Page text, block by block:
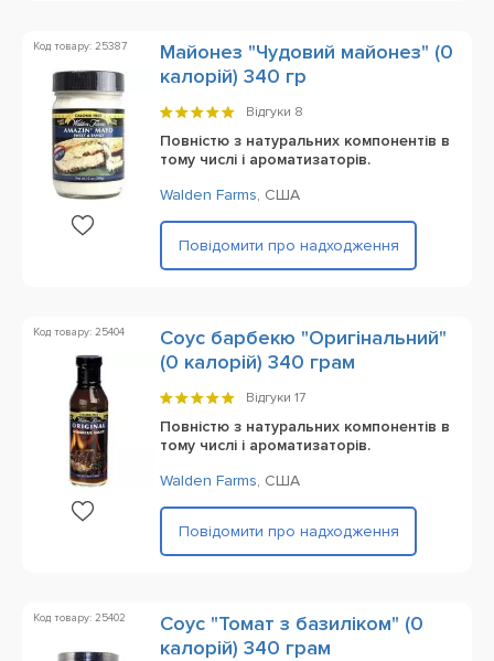
Код товару: 25387
Майонез "Чудовий майонез" (0
калорій) 340 гр
Відгуки 8
Повністю з натуральних компонентів в
тому числі і ароматизаторів.
Walden Farms, США
Повідомити про надходження
Код товару: 25404
Соус барбекю "Оригінальний"
(0 калорій) 340 грам
Відгуки 17
Повністю з натуральних компонентів в
тому числі і ароматизаторів.
Walden Farms, США
Повідомити про надходження
Код товару: 25402
Соус "Томат з базиліком" (0
калорій) 340 грам